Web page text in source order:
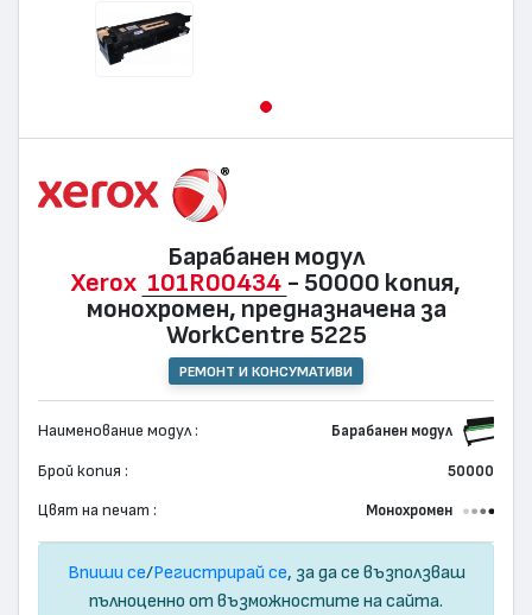
Барабанен модул
Xerox 101R00434 - 50000 копия,
монохромен, предназначена за
WorkCentre 5225
РЕМОНТ И КОНСУМАТИВИ
Наименование модул : Барабанен модул
Брой копия : 50000
Цвят на печат : Монохромен
Впиши се/Регистрирай се, за да се възползваш
пълноценно от възможностите на сайта.